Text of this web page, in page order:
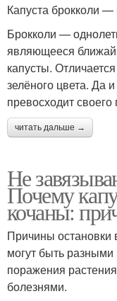
Капуста брокколи
Брокколи —
являющееся
капусты.
зелёного цвета. Да
превосходит
читать дальше →
Не
Почему
кочаны:
Причины остановки
могут быть разными
поражения
болезнями.